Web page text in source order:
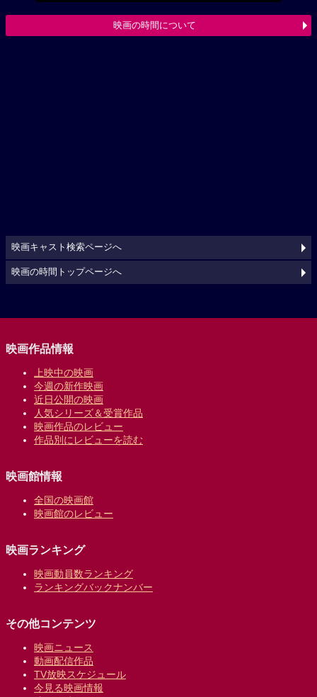
映画の時間について
映画キャスト検索ページへ
映画の時間トップページへ
映画作品情報
上映中の映画
今週の新作映画
近日公開の映画
人気シリーズ＆受賞作品
映画作品のレビュー
作品別にレビューを読む
映画館情報
全国の映画館
映画館のレビュー
映画ランキング
映画動員数ランキング
ランキングバックナンバー
その他コンテンツ
映画ニュース
動画配信作品
TV放映スケジュール
今見る映画情報